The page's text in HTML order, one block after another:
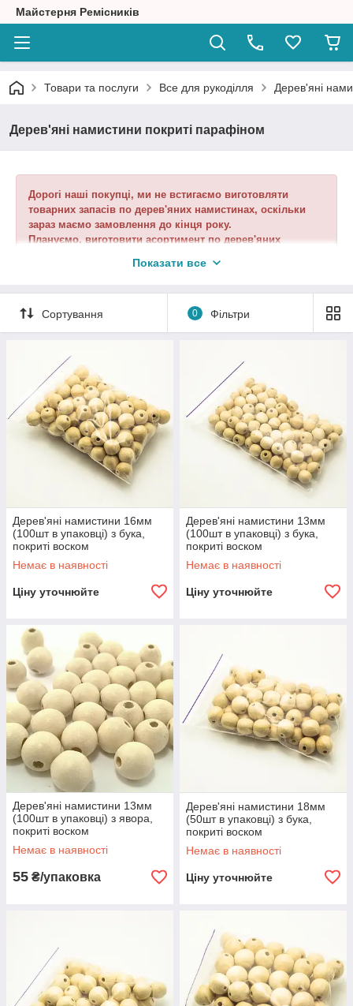
Майстерня Ремісників
Товари та послуги Все для рукоділля Дерев'яні
Дерев'яні намистини покриті парафіном
Дорогі наші покупці, ми не встигаємо виготовляти
товарних запасів по дерев'яних намистинах, оскільки
зараз маємо замовлення до кінця року.
Плануємо, виготовити асортимент по дерев'яних
Вибачте за тимчасові незручності.
Показати все
Сортування 0 Фільтри
Дерев'яні намистини 16мм
(100шт в упаковці) з бука,
покриті воском
Немає в наявності
Ціну уточнюйте
Дерев'яні намистини 13мм
(100шт в упаковці) з бука,
покриті воском
Немає в наявності
Ціну уточнюйте
Дерев'яні намистини 13мм
(100шт в упаковці) з явора,
покриті воском
Немає в наявності
55 ₴/упаковка
Дерев'яні намистини 18мм
(50шт в упаковці) з бука,
покриті воском
Немає в наявності
Ціну уточнюйте